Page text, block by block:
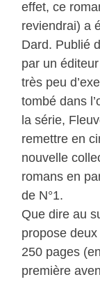
effet, ce
reviendrai) a
Dard. Publié
par un
très peu
tombé dans
la série,
remettre en
nouvelle
romans en
de N°1.
Que dire au
propose
250 pages
première